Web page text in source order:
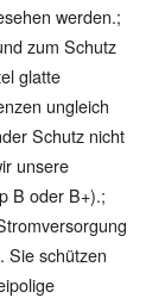
werden.;
zum Schutz
glatte
ungleich
Schutz nicht
unsere
B oder B+).;
Sie schützen